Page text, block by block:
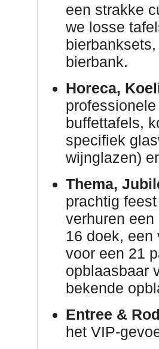
een strakke
we losse
bierbank.
Horeca,
buffettafels,
specifiek
wijnglazen)
Thema,
prachtig
verhuren
16 doek, een
voor een 21
opblaasbaar
bekende
Entree &
het VIP-